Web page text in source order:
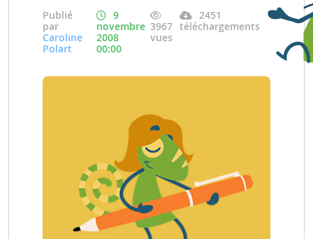
Publié
par
Caroline
Polart
9
novembre
2008
00:00
3967
vues
2451
téléchargements